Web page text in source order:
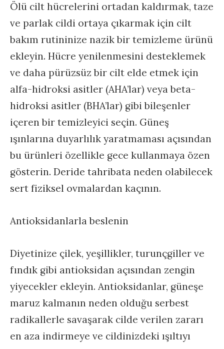
Ölü cilt hücrelerini ortadan kaldırmak, taze
ve parlak cildi ortaya çıkarmak için cilt
bakım rutininize nazik bir temizleme ürünü
ekleyin. Hücre yenilenmesini desteklemek
ve daha pürüzsüz bir cilt elde etmek için
alfa-hidroksi asitler (AHA’lar) veya beta-
hidroksi asitler (BHA’lar) gibi bileşenler
içeren bir temizleyici seçin. Güneş
ışınlarına duyarlılık yaratmaması açısından
bu ürünleri özellikle gece kullanmaya özen
gösterin. Deride tahribata neden olabilecek
sert fiziksel ovmalardan kaçının.
Antioksidanlarla beslenin
Diyetinize çilek, yeşillikler, turunçgiller ve
fındık gibi antioksidan açısından zengin
yiyecekler ekleyin. Antioksidanlar, güneşe
maruz kalmanın neden olduğu serbest
radikallerle savaşarak cilde verilen zararı
en aza indirmeye ve cildinizdeki ışıltıyı